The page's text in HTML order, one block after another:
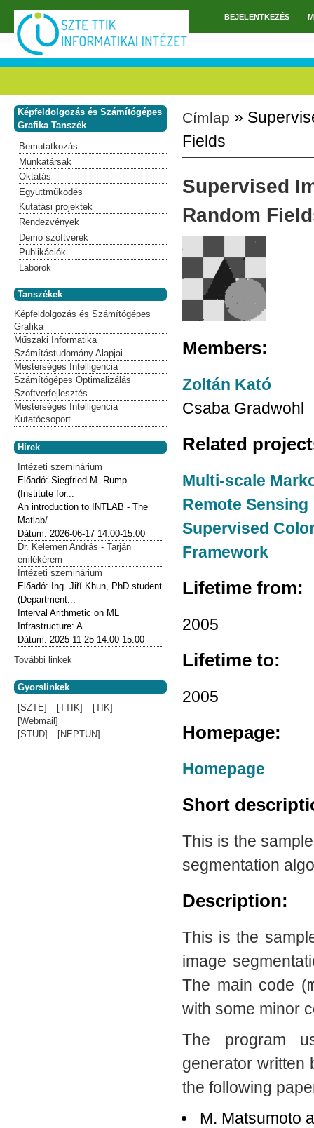
Ugrás a tartalomra
FőmenüBEJELENTKEZÉS
Jelenlegi hely
Címlap »
Fields
Supervised
Random
Members:
Zoltán Kató
Csaba Gradwohl
Related
Multi-scale
Remote Sensing
Supervised
Framework
Lifetime from:
2005
Lifetime to:
2005
Homepage:
Homepage
Short
This is the
segmentation
Description:
This is the
image
The main code (
with some minor
The program
generator written
the following
M. Matsumoto
Képfeldolgozás és Számítógépes
Grafika Tanszék
Bemutatkozás
Munkatársak
Oktatás
Együttműködés
Kutatási projektek
Rendezvények
Demo szoftverek
Publikációk
Laborok
Tanszékek
Képfeldolgozás és Számítógépes
Grafika
Műszaki Informatika
Számítástudomány Alapjai
Mesterséges Intelligencia
Számítógépes Optimalizálás
Szoftverfejlesztés
Mesterséges Intelligencia
Kutatócsoport
Hírek
Intézeti szeminárium
Előadó:Siegfried M. Rump
(Institute for...
An introduction to INTLAB - The
Matlab/...
Dátum:2026-06-17 14:00-15:00
Dr. Kelemen András - Tarján
emlékérem
Intézeti szeminárium
Előadó: Ing. Jiří Khun, PhD student
(Department...
Interval Arithmetic on ML
Infrastructure: A...
Dátum:2025-11-25 14:00-15:00
További linkek
Gyorslinkek
[SZTE]
[TTIK]
[TIK]
[Webmail]
[STUD]
[NEPTUN]